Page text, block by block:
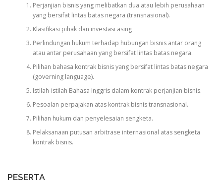
Perjanjian bisnis yang melibatkan dua atau lebih perusahaan
yang bersifat lintas batas negara (transnasional).
Klasifikasi pihak dan investasi asing
Perlindungan hukum terhadap hubungan bisnis antar orang
atau antar perusahaan yang bersifat lintas batas negara.
Pilihan bahasa kontrak bisnis yang bersifat lintas batas negara
(governing language).
Istilah-istilah Bahasa Inggris dalam kontrak perjanjian bisnis.
Pesoalan perpajakan atas kontrak bisnis transnasional.
Pilihan hukum dan penyelesaian sengketa.
Pelaksanaan putusan arbitrase internasional atas sengketa
kontrak bisnis.
PESERTA